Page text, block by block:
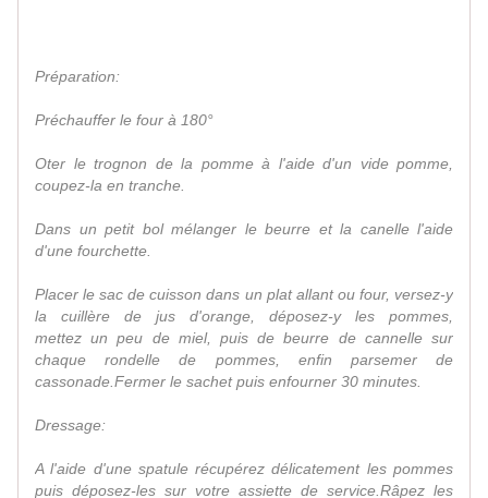
Préparation:
Préchauffer le four à 180°
Oter le trognon de la pomme à l'aide d'un vide pomme,
coupez-la en tranche.
Dans un petit bol mélanger le beurre et la canelle l'aide
d'une fourchette.
Placer le sac de cuisson dans un plat allant ou four, versez-y
la cuillère de jus d'orange, déposez-y les pommes,
mettez un peu de miel, puis de beurre de cannelle sur
chaque rondelle de pommes, enfin parsemer de
cassonade.Fermer le sachet puis enfourner 30 minutes.
Dressage:
A l'aide d'une spatule récupérez délicatement les pommes
puis déposez-les sur votre assiette de service.Râpez les